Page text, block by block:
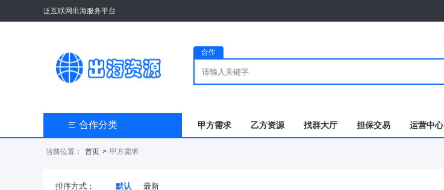
泛互联网出海服务平台
合作
 合作分类 甲方需求 乙方资源 找群大厅 担保交易 运营中心
当前位置： 首页 > 甲方需求
排序方式： 默认 最新